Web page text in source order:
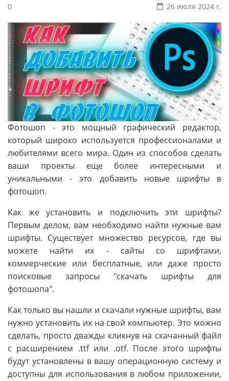
0
26 июля 2024 г.
Фотошоп - это мощный графический редактор,
который широко используется профессионалами и
любителями всего мира. Один из способов сделать
ваши проекты еще более интересными и
уникальными - это добавить новые шрифты в
фотошоп.
Как же установить и подключить эти шрифты?
Первым делом, вам необходимо найти нужные вам
шрифты. Существует множество ресурсов, где вы
можете найти их - сайты со шрифтами,
коммерческие или бесплатные, или даже просто
поисковые запросы "скачать шрифты для
фотошопа".
Как только вы нашли и скачали нужные шрифты, вам
нужно установить их на свой компьютер. Это можно
сделать, просто дважды кликнув на скачанный файл
с расширением .ttf или .otf. После этого шрифты
будут установлены в вашу операционную систему и
доступны для использования в любом приложении,